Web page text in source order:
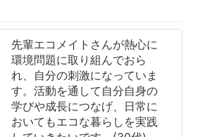
先輩エコメイトさんが熱心に
環境問題に取り組んでおら
れ、自分の刺激になっていま
す。活動を通して自分自身の
学びや成長につなげ、日常に
おいてもエコな暮らしを実践